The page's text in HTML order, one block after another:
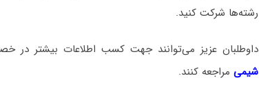
رشته‌ها شرکت کنید.
داوطلبان عزیز می‌توانند جهت کسب اطلاعات بیشتر در
شیمی مراجعه کنند.